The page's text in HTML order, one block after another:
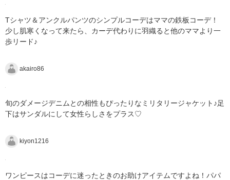
Tシャツ＆アンクルパンツのシンプルコーデはママの鉄板コーデ！
少し肌寒くなって来たら、カーデ代わりに羽織ると他のママより一
歩リード♪
akairo86
旬のダメージデニムとの相性もぴったりなミリタリージャケット♪足
下はサンダルにして女性らしさをプラス♡
kiyon1216
ワンピースはコーデに迷ったときのお助けアイテムですよね！パパ